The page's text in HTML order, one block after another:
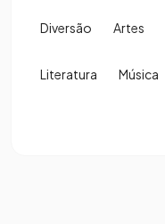
Diversão Artes
Literatura Música